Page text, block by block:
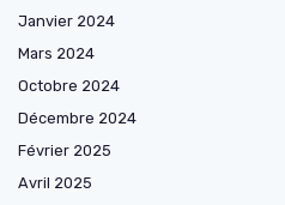
Janvier 2024
Mars 2024
Octobre 2024
Décembre 2024
Février 2025
Avril 2025